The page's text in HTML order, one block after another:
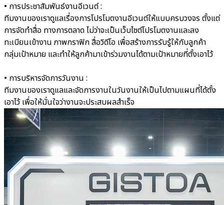
• การประชาสัมพันธ์งานอีเวนต์ :
ทีมงานของเราดูแลเรื่องการโปรโมตงานอีเวนต์ให้แบบครบวงจร ตั้งแต่
การจัดทำสื่อ ทางการตลาด ไม่ว่าจะเป็นเว็บไซต์โปรโมตงานและลง
ทะเบียนเข้างาน ภาพกราฟิก สื่อวิดีโอ เพื่อสร้างการรับรู้ให้กับลูกค้า
กลุ่มเป้าหมาย และทำให้ลูกค้ามาเข้าร่วมงานได้ตามเป้าหมายที่ตั้งเอาไว้
• การบริหารจัดการวันงาน :
ทีมงานของเราดูแลและจัดการงานในวันงานให้เป็นไปตามแผนที่ได้ตั้ง
เอาไว้ เพื่อให้มั่นใจว่างานจะประสบผลสำเร็จ